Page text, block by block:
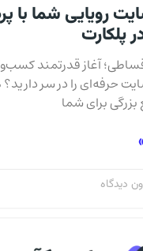
رویایی شما با
پلکارت
آغاز قدرتمند
حرفه‌ای را در سر
بزرگی برای شما
دیدگاه